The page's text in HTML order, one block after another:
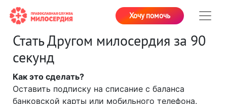
Хочу помочь
Стать Другом милосердия за 90
секунд
Как это сделать?
Оставить подписку на списание с баланса
банковской карты или мобильного телефона.